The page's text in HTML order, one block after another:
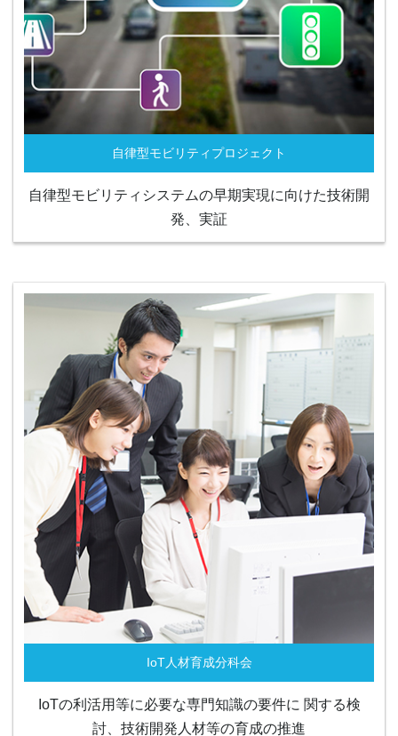
自律型モビリティプロジェクト
自律型モビリティシステムの早期実現に向けた技術開
発、実証
IoT人材育成分科会
IoTの利活用等に必要な専門知識の要件に 関する検
討、技術開発人材等の育成の推進